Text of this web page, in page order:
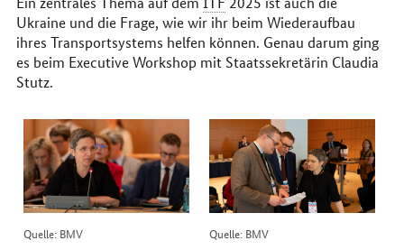
Ukraine und die Frage, wie wir ihr beim Wiederaufbau
ihres Transportsystems helfen können. Genau darum ging
es beim Executive Workshop mit Staatssekretärin Claudia
Stutz.
Quelle: BMV Quelle: BMV